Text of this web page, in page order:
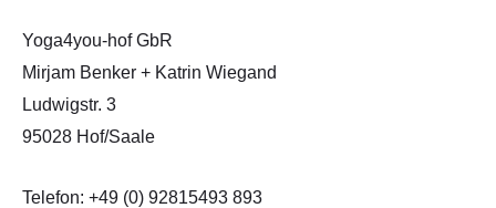
Yoga4you-hof GbR
Mirjam Benker + Katrin Wiegand
Ludwigstr. 3
95028 Hof/Saale
Telefon: +49 (0) 92815493 893